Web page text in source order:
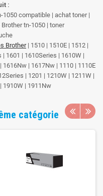
:
1050 compatible | achat toner |
tn-1050 | toner
Brother| 1510 | 1510E | 1512 |
1601 | 1610Series | 1610W |
1616Nw | 1617Nw | 1110 | 1110E
| 1201 | 1210W | 1211W |
1910W | 1911Nw
catégorie